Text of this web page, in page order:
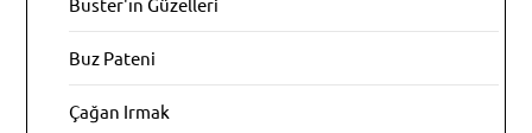
Buz Pateni
Çağan Irmak